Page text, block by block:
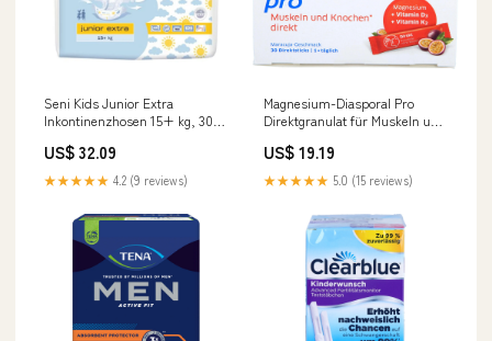
Seni Kids Junior Extra
Inkontinenzhosen 15+ kg, 30
Marke_SUPERPEP
US$ 32.09
★★★★★ 4.2 (9 reviews)
Magnesium-Diasporal Pro
Direktgranulat für Muskeln und
Geschmack, 30 St. Sticks
Packungsgröße_195 ml
US$ 19.19
★★★★★ 5.0 (15 reviews)